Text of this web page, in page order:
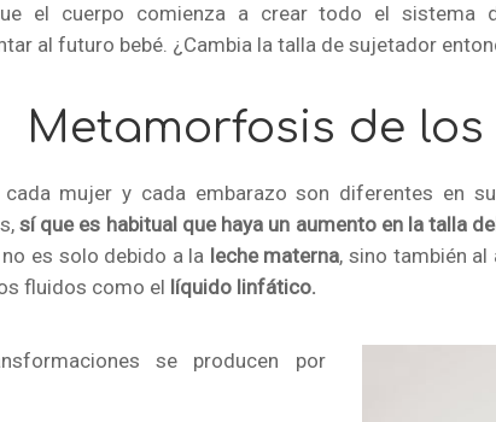
el cuerpo comienza a crear todo el sistema
al futuro bebé. ¿Cambia la talla de sujetador
Metamorfosis de los
cada mujer y cada embarazo son diferentes en
sí que es habitual que haya un aumento en la talla
es solo debido a la leche materna, sino también al
fluidos como el líquido linfático.
se producen por